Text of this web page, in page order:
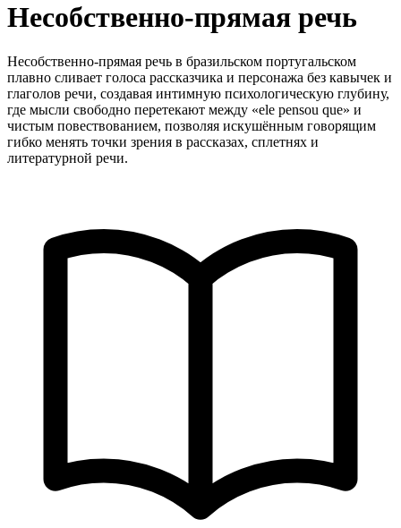
Несобственно-прямая речь
Несобственно-прямая речь в бразильском португальском
плавно сливает голоса рассказчика и персонажа без кавычек и
глаголов речи, создавая интимную психологическую глубину,
где мысли свободно перетекают между «ele pensou que» и
чистым повествованием, позволяя искушённым говорящим
гибко менять точки зрения в рассказах, сплетнях и
литературной речи.